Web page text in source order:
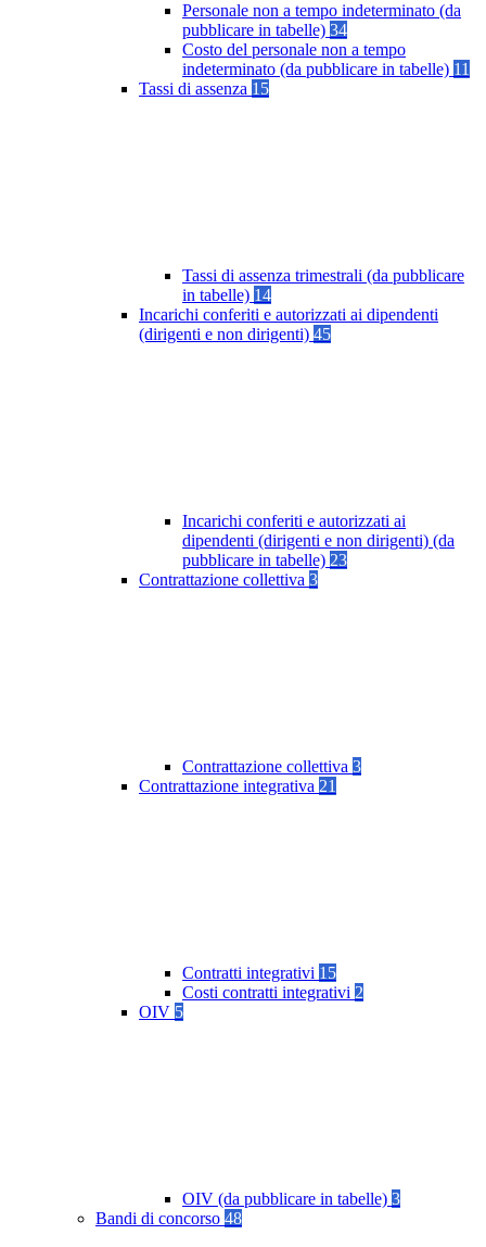
Personale non a tempo indeterminato (da
pubblicare in tabelle) 34
Costo del personale non a tempo
indeterminato (da pubblicare in tabelle) 11
Tassi di assenza 15
Tassi di assenza trimestrali (da pubblicare
in tabelle) 14
Incarichi conferiti e autorizzati ai dipendenti
(dirigenti e non dirigenti) 45
Incarichi conferiti e autorizzati ai
dipendenti (dirigenti e non dirigenti) (da
pubblicare in tabelle) 23
Contrattazione collettiva 3
Contrattazione collettiva 3
Contrattazione integrativa 21
Contratti integrativi 15
Costi contratti integrativi 2
OIV 5
OIV (da pubblicare in tabelle) 3
Bandi di concorso 48